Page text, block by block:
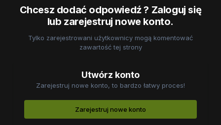
Chcesz dodać odpowiedź ? Zaloguj się
lub zarejestruj nowe konto.
Tylko zarejestrowani użytkownicy mogą komentować
zawartość tej strony
Utwórz konto
Zarejestruj nowe konto, to bardzo łatwy proces!
Zarejestruj nowe konto